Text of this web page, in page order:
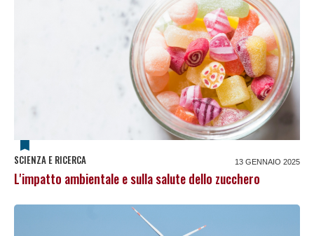
SCIENZA E RICERCA 13 GENNAIO 2025
L'impatto ambientale e sulla salute dello zucchero